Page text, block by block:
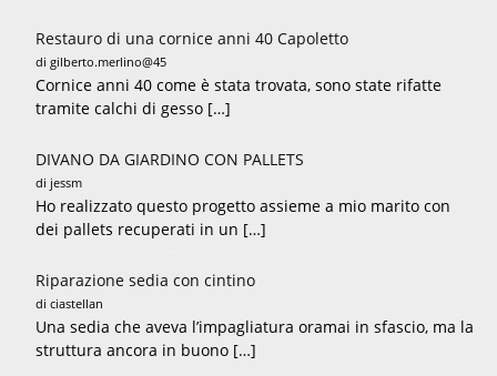
Restauro di una cornice anni 40 Capoletto
di gilberto.merlino@45
Cornice anni 40 come è stata trovata, sono state rifatte
tramite calchi di gesso […]
DIVANO DA GIARDINO CON PALLETS
di jessm
Ho realizzato questo progetto assieme a mio marito con
dei pallets recuperati in un […]
Riparazione sedia con cintino
di ciastellan
Una sedia che aveva l’impagliatura oramai in sfascio, ma la
struttura ancora in buono […]